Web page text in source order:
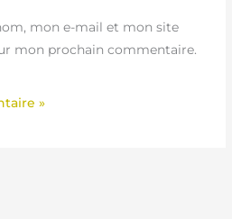
mon e-mail et mon site
mon prochain commentaire.